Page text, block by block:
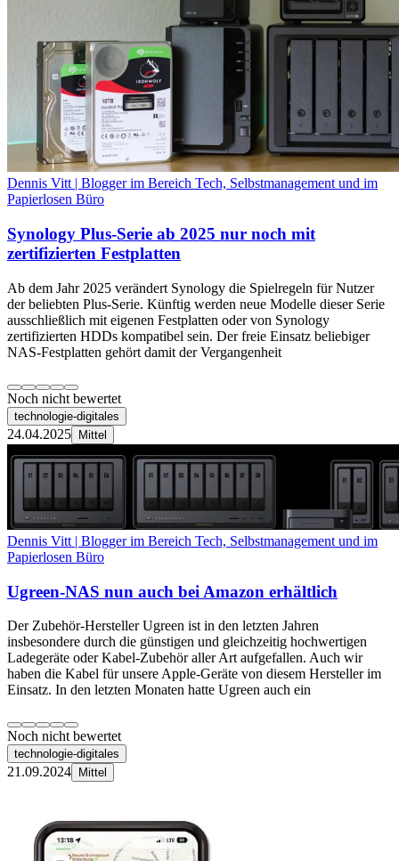
Dennis Vitt | Blogger im Bereich Tech, Selbstmanagement und im
Papierlosen Büro
Synology Plus-Serie ab 2025 nur noch mit
zertifizierten Festplatten
Ab dem Jahr 2025 verändert Synology die Spielregeln für Nutzer
der beliebten Plus-Serie. Künftig werden neue Modelle dieser Serie
ausschließlich mit eigenen Festplatten oder von Synology
zertifizierten HDDs kompatibel sein. Der freie Einsatz beliebiger
NAS-Festplatten gehört damit der Vergangenheit
Noch nicht bewertet
technologie-digitales
24.04.2025 Mittel
Dennis Vitt | Blogger im Bereich Tech, Selbstmanagement und im
Papierlosen Büro
Ugreen-NAS nun auch bei Amazon erhältlich
Der Zubehör-Hersteller Ugreen ist in den letzten Jahren
insbesondere durch die günstigen und gleichzeitig hochwertigen
Ladegeräte oder Kabel-Zubehör aller Art aufgefallen. Auch wir
haben die Kabel für unsere Apple-Geräte von diesem Hersteller im
Einsatz. In den letzten Monaten hatte Ugreen auch ein
Noch nicht bewertet
technologie-digitales
21.09.2024 Mittel